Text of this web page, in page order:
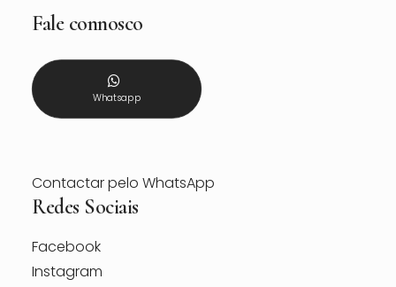
Fale connosco
Whatsapp
Contactar pelo WhatsApp
Redes Sociais
Facebook
Instagram